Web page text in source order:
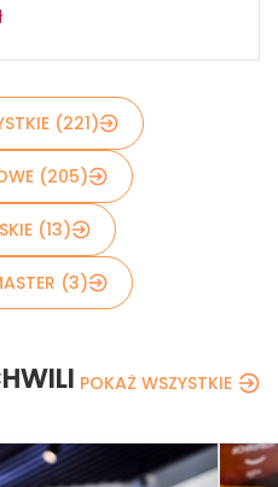
(221)
(205)
(13)
(3)
POKAŻ WSZYSTKIE